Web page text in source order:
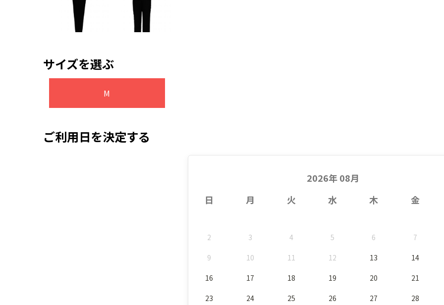
サイズを選ぶ
M
ご利用日を決定する
2026年 08月
日
月 火 水 木 金
2 3 4 5 6 7
9 10 11 12 13 14
16 17 18 19 20 21
23 24 25 26 27 28